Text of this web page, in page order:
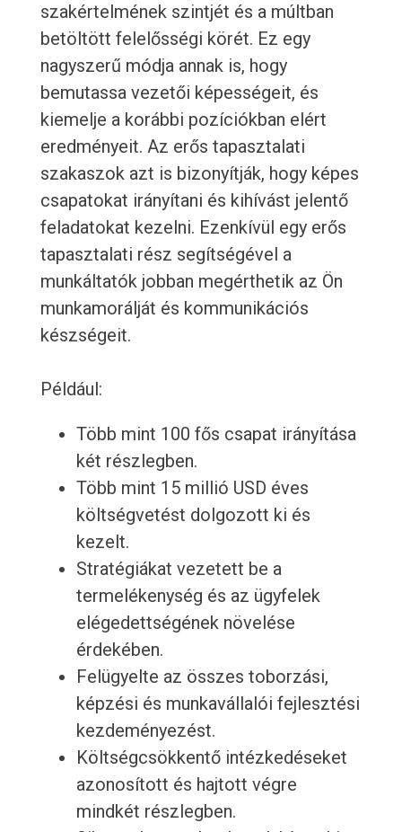
szakértelmének szintjét és a múltban
betöltött felelősségi körét. Ez egy
nagyszerű módja annak is, hogy
bemutassa vezetői képességeit, és
kiemelje a korábbi pozíciókban elért
eredményeit. Az erős tapasztalati
szakaszok azt is bizonyítják, hogy képes
csapatokat irányítani és kihívást jelentő
feladatokat kezelni. Ezenkívül egy erős
tapasztalati rész segítségével a
munkáltatók jobban megérthetik az Ön
munkamorálját és kommunikációs
készségeit.
Például:
Több mint 100 fős csapat irányítása
két részlegben.
Több mint 15 millió USD éves
költségvetést dolgozott ki és
kezelt.
Stratégiákat vezetett be a
termelékenység és az ügyfelek
elégedettségének növelése
érdekében.
Felügyelte az összes toborzási,
képzési és munkavállalói fejlesztési
kezdeményezést.
Költségcsökkentő intézkedéseket
azonosított és hajtott végre
mindkét részlegben.